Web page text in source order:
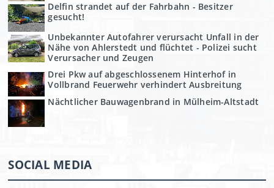
Delfin strandet auf der Fahrbahn - Besitzer
gesucht!
Unbekannter Autofahrer verursacht Unfall in der
Nähe von Ahlerstedt und flüchtet - Polizei sucht
Verursacher und Zeugen
Drei Pkw auf abgeschlossenem Hinterhof in
Vollbrand Feuerwehr verhindert Ausbreitung
Nächtlicher Bauwagenbrand in Mülheim-Altstadt
SOCIAL MEDIA